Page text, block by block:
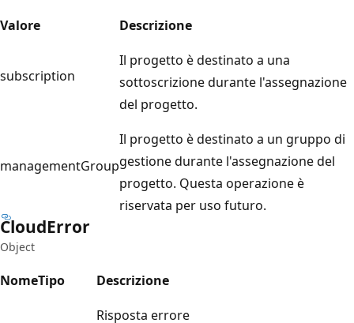
Valore
Descrizione
subscription
Il progetto è destinato a una
sottoscrizione durante l'assegnazione
del progetto.
managementGroup
Il progetto è destinato a un gruppo di
gestione durante l'assegnazione del
progetto. Questa operazione è
riservata per uso futuro.
CloudError
Object
NomeTipo
Descrizione
Risposta errore